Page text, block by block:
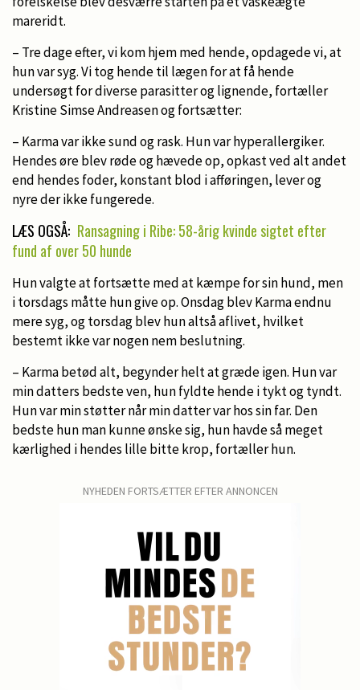
mareridt.
– Tre dage efter, vi kom hjem med hende, opdagede vi, at
hun var syg. Vi tog hende til lægen for at få hende
undersøgt for diverse parasitter og lignende, fortæller
Kristine Simse Andreasen og fortsætter:
– Karma var ikke sund og rask. Hun var hyperallergiker.
Hendes øre blev røde og hævede op, opkast ved alt andet
end hendes foder, konstant blod i afføringen, lever og
nyre der ikke fungerede.
LÆS OGSÅ: Ransagning i Ribe: 58-årig kvinde sigtet efter
fund af over 50 hunde
Hun valgte at fortsætte med at kæmpe for sin hund, men
i torsdags måtte hun give op. Onsdag blev Karma endnu
mere syg, og torsdag blev hun altså aflivet, hvilket
bestemt ikke var nogen nem beslutning.
– Karma betød alt, begynder helt at græde igen. Hun var
min datters bedste ven, hun fyldte hende i tykt og tyndt.
Hun var min støtter når min datter var hos sin far. Den
bedste hun man kunne ønske sig, hun havde så meget
kærlighed i hendes lille bitte krop, fortæller hun.
NYHEDEN FORTSÆTTER EFTER ANNONCEN